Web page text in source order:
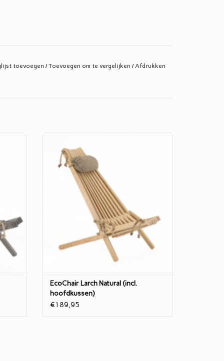
toevoegen /Toevoegen om te vergelijken /Afdrukken
100% NATURE
Zeg nou zelf: Onze EcoChair loungestoel
is toch een sieraad voor je tuin, veranda of
serre?!
Vervaardigd van bruin geolied
Scandinavisch Grenen.
Deze fijne stoel heeft 2 standen en is opv
EcoChair Larch Natural (incl.
hoofdkussen)
€189,95